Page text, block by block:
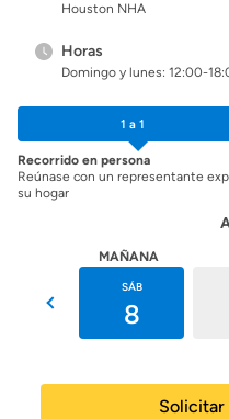
Houston NHA
Horas
Domingo y lunes: 12:00-
1 a 1
Recorrido en persona
Reúnase con un representante
su hogar
MAÑANA
SÁB
8
Solicitar